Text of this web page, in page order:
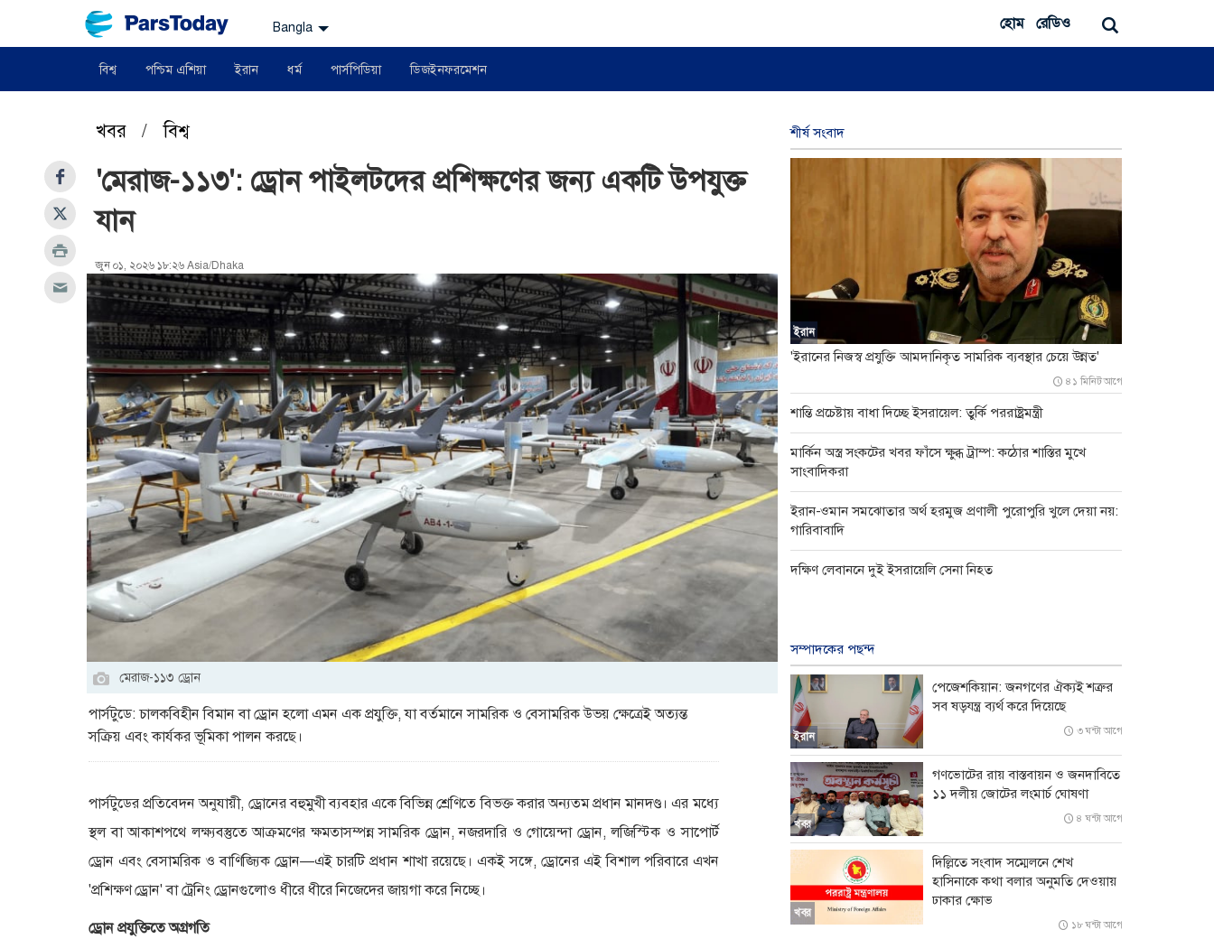
Bangla হোম রেডিও
বিশ্ব পশ্চিম এশিয়া ইরান ধর্ম পার্সপিডিয়া ডিজইনফরমেশন
খবর / বিশ্ব
'মেরাজ-১১৩': ড্রোন পাইলটদের প্রশিক্ষণের জন্য একটি উপযুক্ত
যান
জুন ০১, ২০২৬ ১৮:২৬ Asia/Dhaka
মেরাজ-১১৩ ড্রোন
পার্সটুডে: চালকবিহীন বিমান বা ড্রোন হলো এমন এক প্রযুক্তি, যা বর্তমানে সামরিক ও বেসামরিক উভয় ক্ষেত্রেই অত্যন্ত
সক্রিয় এবং কার্যকর ভূমিকা পালন করছে।
পার্সটুডের প্রতিবেদন অনুযায়ী, ড্রোনের বহুমুখী ব্যবহার একে বিভিন্ন শ্রেণিতে বিভক্ত করার অন্যতম প্রধান মানদণ্ড। এর মধ্যে
স্থল বা আকাশপথে লক্ষ্যবস্তুতে আক্রমণের ক্ষমতাসম্পন্ন সামরিক ড্রোন, নজরদারি ও গোয়েন্দা ড্রোন, লজিস্টিক ও সাপোর্ট
ড্রোন এবং বেসামরিক ও বাণিজ্যিক ড্রোন—এই চারটি প্রধান শাখা রয়েছে। একই সঙ্গে, ড্রোনের এই বিশাল পরিবারে এখন
'প্রশিক্ষণ ড্রোন' বা ট্রেনিং ড্রোনগুলোও ধীরে ধীরে নিজেদের জায়গা করে নিচ্ছে।
ড্রোন প্রযুক্তিতে অগ্রগতি
শীর্ষ সংবাদ
ইরান
'ইরানের নিজস্ব প্রযুক্তি আমদানিকৃত সামরিক ব্যবস্থার চেয়ে উন্নত'
৪১ মিনিট আগে
শান্তি প্রচেষ্টায় বাধা দিচ্ছে ইসরায়েল: তুর্কি পররাষ্ট্রমন্ত্রী
মার্কিন অস্ত্র সংকটের খবর ফাঁসে ক্ষুব্ধ ট্রাম্প: কঠোর শাস্তির মুখে
সাংবাদিকরা
ইরান-ওমান সমঝোতার অর্থ হরমুজ প্রণালী পুরোপুরি খুলে দেয়া নয়:
গারিবাবাদি
দক্ষিণ লেবাননে দুই ইসরায়েলি সেনা নিহত
সম্পাদকের পছন্দ
ইরান
পেজেশকিয়ান: জনগণের ঐক্যই শত্রুর
সব ষড়যন্ত্র ব্যর্থ করে দিয়েছে
৩ ঘন্টা আগে
খবর
গণভোটের রায় বাস্তবায়ন ও জনদাবিতে
১১ দলীয় জোটের লংমার্চ ঘোষণা
৪ ঘন্টা আগে
খবর
দিল্লিতে সংবাদ সম্মেলনে শেখ
হাসিনাকে কথা বলার অনুমতি দেওয়ায়
ঢাকার ক্ষোভ
১৮ ঘন্টা আগে